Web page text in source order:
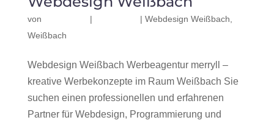
von | | Webdesign Weißbach
Weißbach
Webdesign Weißbach Werbeagentur merryll –
kreative Werbekonzepte im Raum Weißbach Sie
suchen einen professionellen und erfahrenen
Partner für Webdesign, Programmierung und